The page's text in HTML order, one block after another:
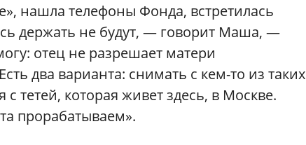
нашла телефоны Фонда, встретилась
держать не будут, — говорит Маша, —
отец не разрешает матери
два варианта: снимать с кем-то из таких
тетей, которая живет здесь, в Москве.
прорабатываем».